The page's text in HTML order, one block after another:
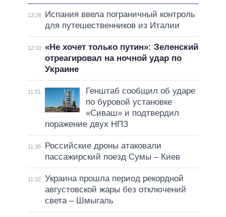
12:26
Испания ввела пограничный контроль
для путешественников из Италии
12:10 «Не хочет только путин»: Зеленский
отреагировал на ночной удар по
Украине
11:51
Генштаб сообщил об ударе
по буровой установке
«Сиваш» и подтвердил
поражение двух НПЗ
11:36
Российские дроны атаковали
пассажирский поезд Сумы – Киев
11:32
Украина прошла период рекордной
августовской жары без отключений
света – Шмыгаль